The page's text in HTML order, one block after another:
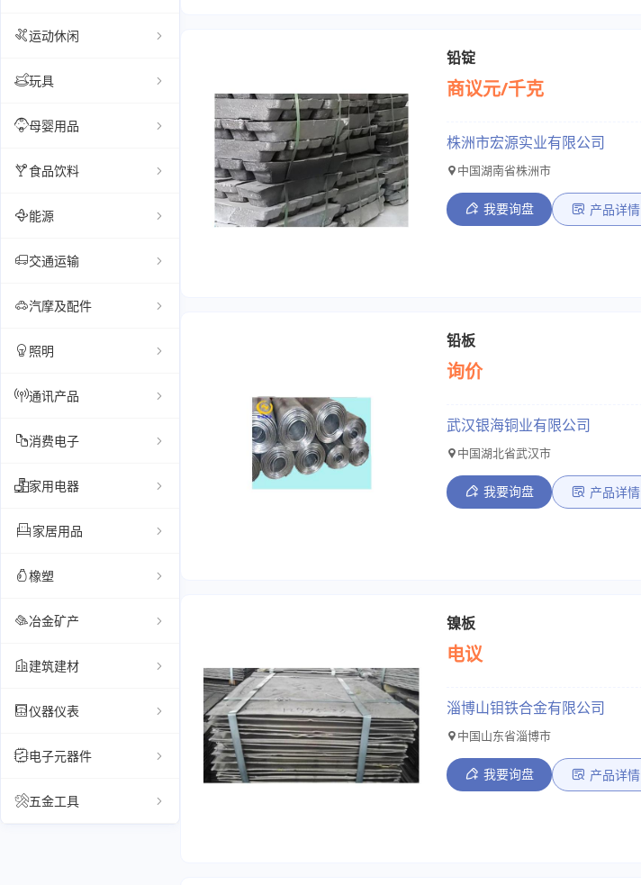
运动休闲
玩具
母婴用品
食品饮料
能源
交通运输
汽摩及配件
照明
通讯产品
消费电子
家用电器
家居用品
橡塑
冶金矿产
建筑建材
仪器仪表
电子元器件
五金工具
铅锭
商议元/千克
株洲市宏源实业有限公司
中国湖南省株洲市
我要询盘 产品详情
铅板
询价
武汉银海铜业有限公司
中国湖北省武汉市
我要询盘 产品详情
镍板
电议
淄博山钼铁合金有限公司
中国山东省淄博市
我要询盘 产品详情